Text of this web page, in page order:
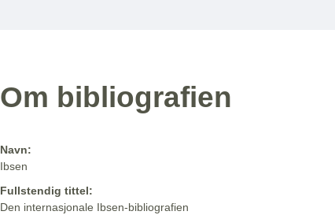
Om bibliografien
Navn:
Ibsen
Fullstendig tittel:
Den internasjonale Ibsen-bibliografien